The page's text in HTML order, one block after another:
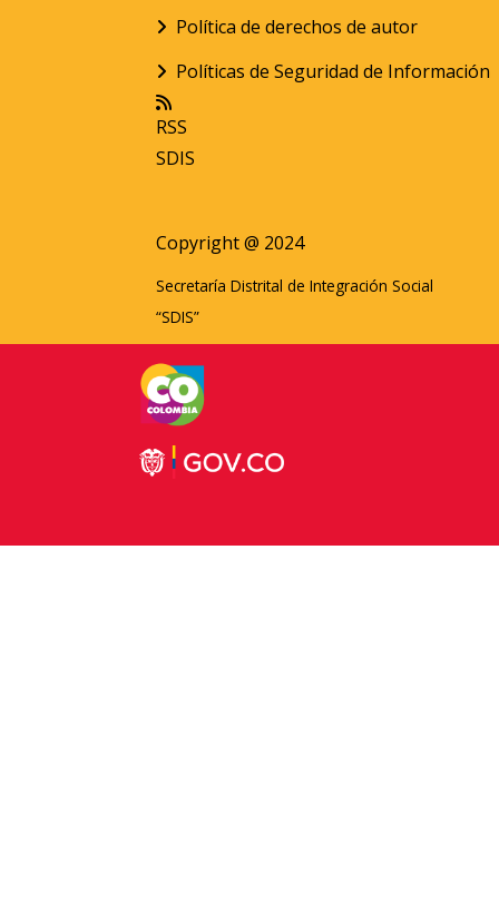
Política de derechos de autor
Políticas de Seguridad de Información
RSS
SDIS
Copyright @ 2024
Secretaría Distrital de Integración Social
“SDIS”